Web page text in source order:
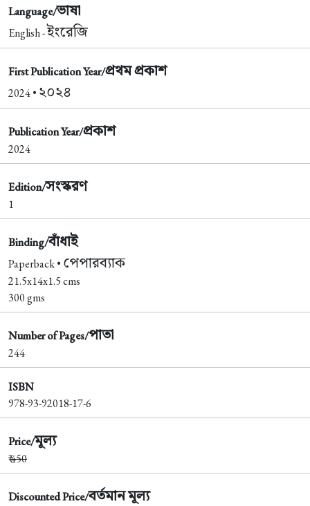
Language/ভাষা
English -ইংরেজি
First Publication Year/প্রথম প্রকাশ
2024 • ২০২৪
Publication Year/প্রকাশ
2024
Edition/সংস্করণ
1
Binding/বাঁধাই
Paperback • পেপারব্যাক
21.5x14x1.5 cms
300 gms
Number of Pages/পাতা
244
ISBN
978-93-92018-17-6
Price/মূল্য
₹450
Discounted Price/বর্তমান মূল্য